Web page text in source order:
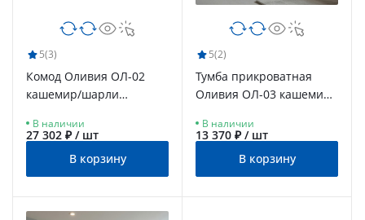
5(3)
Комод Оливия ОЛ-02
кашемир/шарли
В наличии
27 302 ₽ / шт
В корзину
5(2)
Тумба прикроватная
Оливия ОЛ-03 кашемир/
В наличии
13 370 ₽ / шт
В корзину